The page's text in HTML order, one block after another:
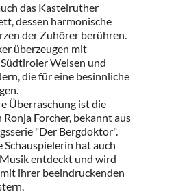
das Kastelruther
dessen harmonische
der Zuhörer berühren.
überzeugen mit
Weisen und
die für eine besinnliche
Überraschung ist die
Ronja Forcher, bekannt aus
"Der Bergdoktor".
hat auch
entdeckt und wird
ihrer beeindruckenden